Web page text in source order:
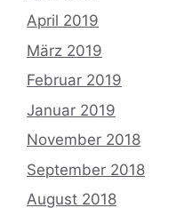
April 2019
März 2019
Februar 2019
Januar 2019
November 2018
September 2018
August 2018